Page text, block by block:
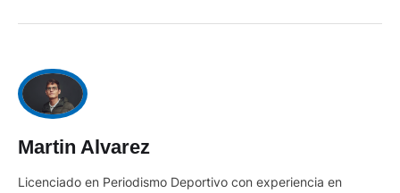
Martin Alvarez
Licenciado en Periodismo Deportivo con experiencia en